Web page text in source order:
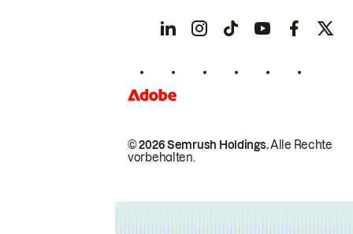
© 2026 Semrush Holdings.Alle Rechte
vorbehalten.